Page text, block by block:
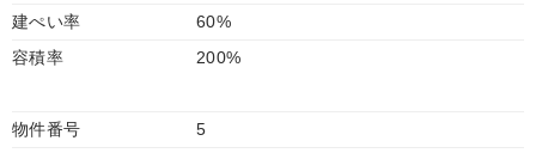
建ぺい率
60%
容積率
200%
物件番号
5